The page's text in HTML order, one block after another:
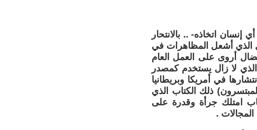
اتخاذه- .. بالانتحار
الذي أشعل المظاهرات في
الفرنسية في 1968 . لم يقتصر نضال أروى على العمل العام
لا زال يستخدم كمصدر
في أمريكا وبريطانيا
ذلك الكتاب الذي
امتلك جرأة وقدرة على
.